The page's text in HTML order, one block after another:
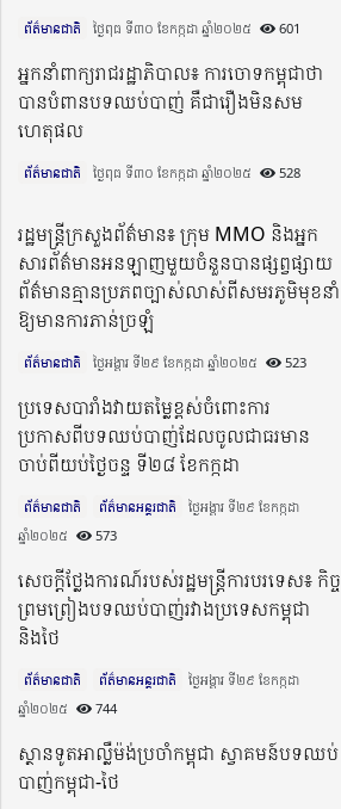
ព័ត៌មានជាតិ ថ្ងៃពុធ ទី៣០ ខែកក្កដា ឆ្នាំ២០២៥​ 601
អ្នកនាំពាក្យរាជរដ្ឋាភិបាល៖ ការចោទកម្ពុជាថា
បានបំពានបទឈប់បាញ់ គឺជារឿងមិនសម
ហេតុផល
ព័ត៌មានជាតិ ថ្ងៃពុធ ទី៣០ ខែកក្កដា ឆ្នាំ២០២៥​ 528
រដ្ឋមន្រ្តីក្រសួងព័ត៌មាន៖ ក្រុម MMO និងអ្នក
សារព័ត៌មានអនឡាញមួយចំនួនបានផ្សព្វផ្សាយ
ព័ត៌មានគ្មានប្រភពច្បាស់លាស់ពីសមរភូមិមុខនាំ
ឱ្យមានការភាន់ច្រឡំ
ព័ត៌មានជាតិ ថ្ងៃអង្គារ ទី២៩ ខែកក្កដា ឆ្នាំ២០២៥​ 523
ប្រទេសបារាំងវាយតម្លៃខ្ពស់ចំពោះការ
ប្រកាសពីបទឈប់បាញ់ដែលចូលជាធរមាន
ចាប់ពីយប់ថ្ងៃចន្ទ ទី២៨ ខែកក្កដា
ព័ត៌មានជាតិ ព័ត៌មានអន្តរជាតិ
ថ្ងៃអង្គារ ទី២៩ ខែកក្កដា
ឆ្នាំ២០២៥​
573
សេចក្តីថ្លែងការណ៍របស់រដ្ឋមន្ត្រីការបរទេស៖ កិច្ច
ព្រមព្រៀងបទឈប់បាញ់រវាងប្រទេសកម្ពុជា
និងថៃ
ព័ត៌មានជាតិ ព័ត៌មានអន្តរជាតិ
ថ្ងៃអង្គារ ទី២៩ ខែកក្កដា
ឆ្នាំ២០២៥​
744
ស្ថានទូតអាល្លឺម៉ង់ប្រចាំកម្ពុជា ស្វាគមន៍បទឈប់
បាញ់កម្ពុជា-ថៃ